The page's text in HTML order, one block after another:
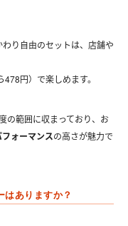
わり自由のセットは、店舗や
円）で楽しめます。
の範囲に収まっており、お
ォーマンスの高さが魅力で
ありますか？